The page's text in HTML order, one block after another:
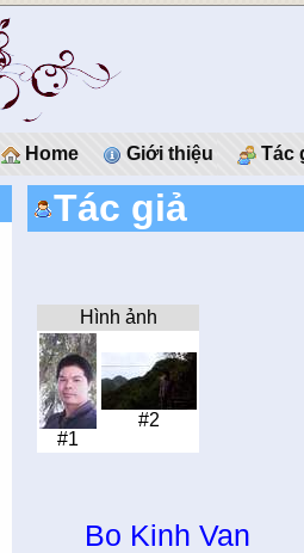
Home Giới thiệu Tác
Tác giả
Hình ảnh
#1
#2
Bo Kinh Van